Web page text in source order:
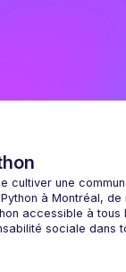
cultiver une
à Montréal, de
accessible à tous
sociale dans